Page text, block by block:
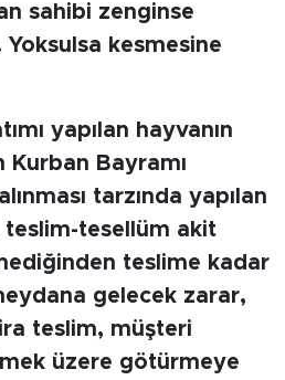
sahibi zenginse
Yoksulsa kesmesine
yapılan hayvanın
Kurban Bayramı
tarzında yapılan
teslim-tesellüm akit
teslime kadar
gelecek zarar,
teslim, müşteri
üzere götürmeye